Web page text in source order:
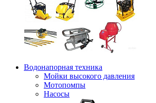
Водонапорная техника
Мойки высокого давления
Мотопомпы
Насосы